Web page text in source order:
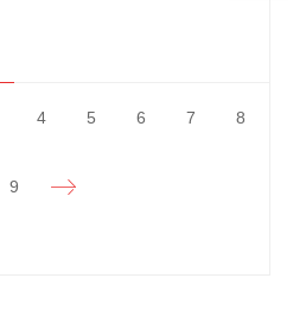
4 5 6 7 8
9